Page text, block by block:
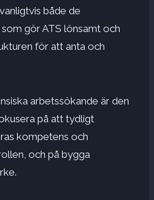
både de
gör ATS lönsamt och
för att anta och
arbetssökande är den
på att tydligt
kompetens och
och på bygga
.